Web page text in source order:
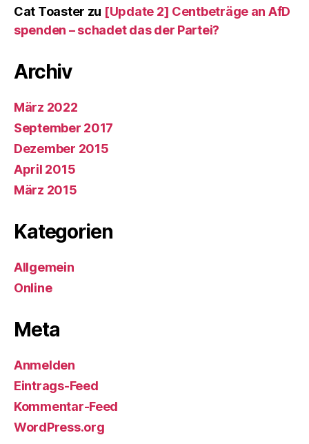
Cat Toaster zu [Update 2] Centbeträge an AfD
spenden – schadet das der Partei?
Archiv
März 2022
September 2017
Dezember 2015
April 2015
März 2015
Kategorien
Allgemein
Online
Meta
Anmelden
Eintrags-Feed
Kommentar-Feed
WordPress.org